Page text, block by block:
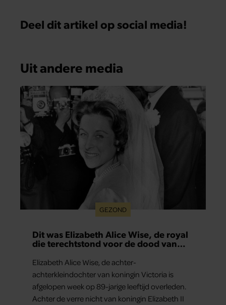
Deel dit artikel op social media!
Uit andere media
GEZOND
Dit was Elizabeth Alice Wise, de royal
die terechtstond voor de dood van
Elizabeth Alice Wise, de achter-
achterkleindochter van koningin Victoria is
afgelopen week op 89-jarige leeftijd overleden.
Achter de verre nicht van koningin Elizabeth II